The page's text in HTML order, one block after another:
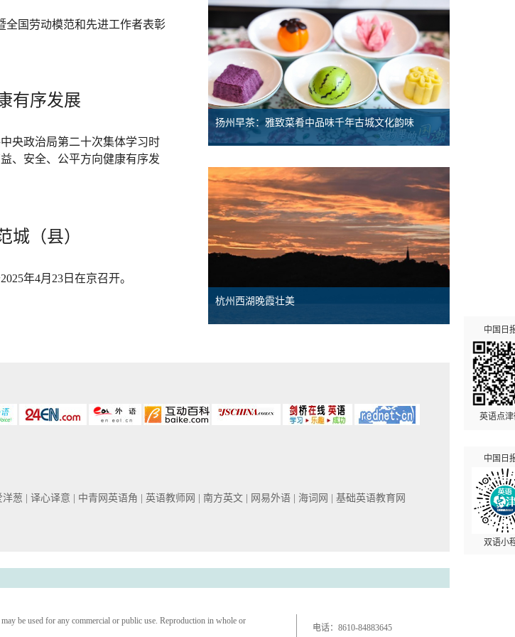
全国劳动模范和先进工作者表彰
有序发展
央政治局第二十次集体学习时
、安全、公平方向健康有序发
城（县）
年4月23日在京召开。
扬州早茶：雅致菜肴中品味千年古城文化韵味
杭州西湖晚霞壮美
中国日
英语点
中国日
双语小
洋葱 | 译心译意 | 中青网英语角 | 英语教师网 | 南方英文 | 网易外语 | 海词网
| 基础英语教育网
be used for any commercial or public use. Reproduction in whole or
电话： 8610-84883645